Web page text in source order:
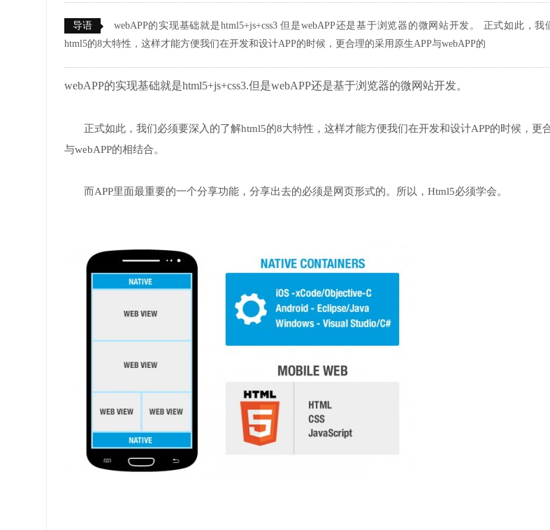
导语
webAPP的实现基础就是html5+js+css3 但是webAPP还是基于浏览器的微网站开发。 正式如此，
html5的8大特性，这样才能方便我们在开发和设计APP的时候，更合理的采用原生APP与webAPP的
webAPP的实现基础就是html5+js+css3.但是webAPP还是基于浏览器的微网站开发。
正式如此，我们必须要深入的了解html5的8大特性，这样才能方便我们在开发和设计APP的时候，更
与webAPP的相结合。
而APP里面最重要的一个分享功能，分享出去的必须是网页形式的。所以，Html5必须学会。